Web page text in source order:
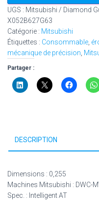
UGS : Mitsubishi / Diamond
X052B627G63
Catégorie : Mitsubishi
Étiquettes : Consommable
mécanique de précision
Partager :
DESCRIPTION
Dimensions : 0,255
Machines Mitsubishi : DWC-
Spec. : Intelligent AT